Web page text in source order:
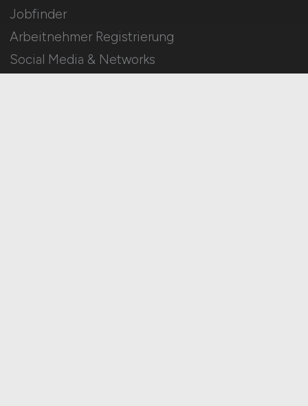
Jobfinder
Arbeitnehmer Registrierung
Social Media & Networks